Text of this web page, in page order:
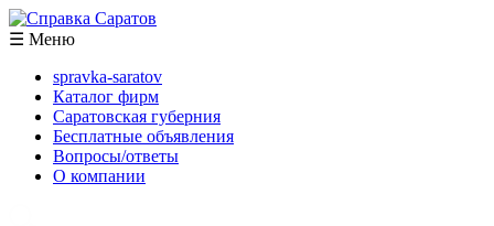
☰ Меню
spravka-saratov
Каталог фирм
Саратовская губерния
Бесплатные объявления
Вопросы/ответы
О компании